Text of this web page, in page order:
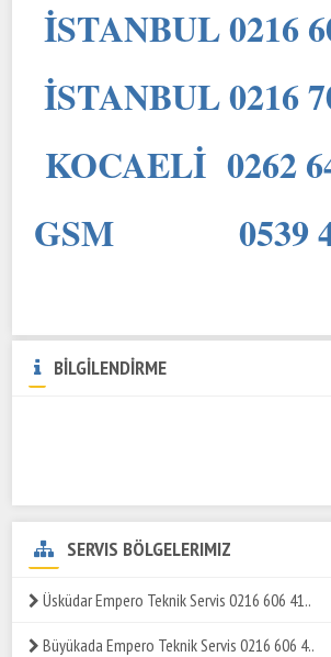
İSTANBUL 0216
İSTANBUL 0216
KOCAELİ 0262
GSM 0539
BİLGİLENDİRME
SERVIS BÖLGELERIMIZ
Üsküdar Empero Teknik Servis 0216 606 41..
Büyükada Empero Teknik Servis 0216 606 4..